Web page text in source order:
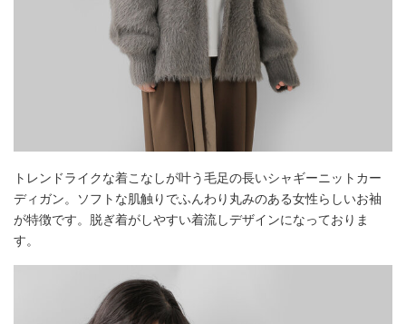
トレンドライクな着こなしが叶う毛足の長いシャギーニットカー
ディガン。ソフトな肌触りでふんわり丸みのある女性らしいお袖
が特徴です。脱ぎ着がしやすい着流しデザインになっておりま
す。